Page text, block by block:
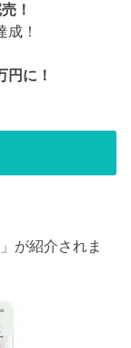
！
成！
円に！
が紹介されま